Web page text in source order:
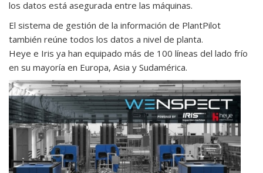
los datos está asegurada entre las máquinas.
El sistema de gestión de la información de PlantPilot
también reúne todos los datos a nivel de planta.
Heye e Iris ya han equipado más de 100 líneas del lado frío
en su mayoría en Europa, Asia y Sudamérica.